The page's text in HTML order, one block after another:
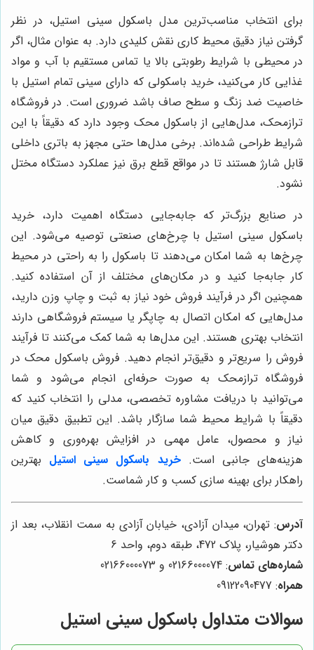
برای انتخاب مناسب‌ترین مدل باسکول سینی استیل، در نظر
گرفتن نیاز دقیق محیط کاری نقش کلیدی دارد. به عنوان مثال، اگر
در محیطی با شرایط رطوبتی بالا یا تماس مستقیم با آب و مواد
غذایی کار می‌کنید، خرید باسکولی که دارای سینی تمام استیل با
خاصیت ضد زنگ و سطح صاف باشد ضروری است. در فروشگاه
ترازمحک، مدل‌هایی از باسکول محک وجود دارد که دقیقاً با این
شرایط طراحی شده‌اند. برخی مدل‌ها حتی مجهز به باتری داخلی
قابل شارژ هستند تا در مواقع قطع برق نیز عملکرد دستگاه مختل
نشود.
در صنایع بزرگ‌تر که جابه‌جایی دستگاه اهمیت دارد، خرید
باسکول سینی استیل با چرخ‌های صنعتی توصیه می‌شود. این
چرخ‌ها به شما امکان می‌دهند تا باسکول را به راحتی در محیط
کار جابه‌جا کنید و در مکان‌های مختلف از آن استفاده کنید.
همچنین اگر در فرآیند فروش خود نیاز به ثبت و چاپ وزن دارید،
مدل‌هایی که امکان اتصال به چاپگر یا سیستم فروشگاهی دارند
انتخاب بهتری هستند. این مدل‌ها به شما کمک می‌کنند تا فرآیند
فروش را سریع‌تر و دقیق‌تر انجام دهید. فروش باسکول محک در
فروشگاه ترازمحک به صورت حرفه‌ای انجام می‌شود و شما
می‌توانید با دریافت مشاوره تخصصی، مدلی را انتخاب کنید که
دقیقاً با شرایط محیط شما سازگار باشد. این تطبیق دقیق میان
نیاز و محصول، عامل مهمی در افزایش بهره‌وری و کاهش
هزینه‌های جانبی است.خرید باسکول سینی استیل بهترین
راهکار برای بهینه سازی کسب و کار شماست.
آدرس: تهران، میدان آزادی، خیابان آزادی به سمت انقلاب، بعد از
دکتر هوشیار، پلاک 472، طبقه دوم، واحد 6
شماره‌های تماس: 02166000074 و 02166000073
همراه: 09122090477
سوالات متداول باسکول سینی استیل